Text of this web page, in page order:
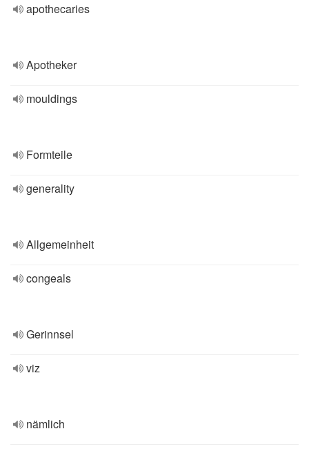
apothecaries
Apotheker
mouldings
Formteile
generality
Allgemeinheit
congeals
Gerinnsel
viz
nämlich